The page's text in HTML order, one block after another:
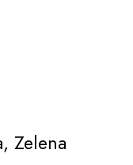
Zelena